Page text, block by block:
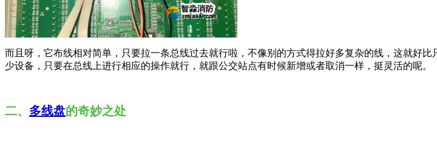
而且呀，它布线相对简单，只要拉一条总线过去就行啦，不像别的方式得拉好多复杂的线，这就好
少设备，只要在总线上进行相应的操作就行，就跟公交站点有时候新增或者取消一样，挺灵活的呢。
二、 多线盘的奇妙之处